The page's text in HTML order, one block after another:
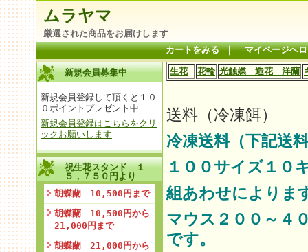
ムラヤマ
厳選された商品をお届けします
カートをみる｜ マイページへ
新規会員募集中
新規会員登録して頂くと１０
０ポイントプレゼント中
新規会員登録はこちらをクリ
ックお願いします
祝生花スタンド １
５，７５０円より
胡蝶蘭 10,500円まで
胡蝶蘭 10,500円から
21,000円まで
胡蝶蘭 21,000円から
生花 花輪 光触媒 造花 洋蘭
送料（冷凍餌）
冷凍送料（下記送
１００サイズ１０
組あわせによりま
マウス２００～４
です。